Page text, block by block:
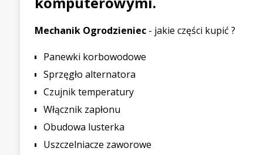
Mechanik Ogrodzieniec- jakie części kupić ?
Panewki korbowodowe
Sprzęgło alternatora
Czujnik temperatury
Włącznik zapłonu
Obudowa lusterka
Uszczelniacze zaworowe